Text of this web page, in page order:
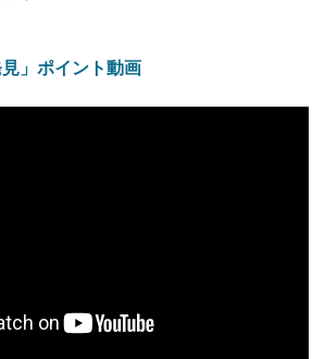
見」ポイント動画